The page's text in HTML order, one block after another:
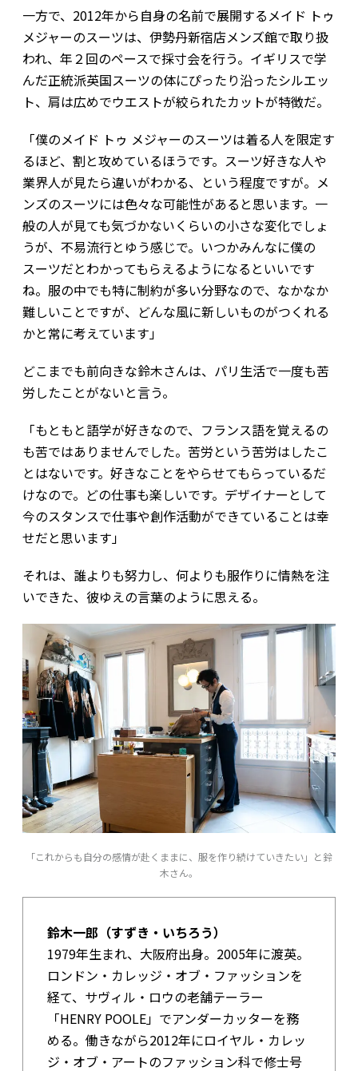
一方で、2012年から自身の名前で展開するメイド トゥ
メジャーのスーツは、伊勢丹新宿店メンズ館で取り扱
われ、年２回のペースで採寸会を行う。イギリスで学
んだ正統派英国スーツの体にぴったり沿ったシルエッ
ト、肩は広めでウエストが絞られたカットが特徴だ。
「僕のメイド トゥ メジャーのスーツは着る人を限定す
るほど、割と攻めているほうです。スーツ好きな人や
業界人が見たら違いがわかる、という程度ですが。メ
ンズのスーツには色々な可能性があると思います。一
般の人が見ても気づかないくらいの小さな変化でしょ
うが、不易流行とゆう感じで。いつかみんなに僕の
スーツだとわかってもらえるようになるといいです
ね。服の中でも特に制約が多い分野なので、なかなか
難しいことですが、どんな風に新しいものがつくれる
かと常に考えています」
どこまでも前向きな鈴木さんは、パリ生活で一度も苦
労したことがないと言う。
「もともと語学が好きなので、フランス語を覚えるの
も苦ではありませんでした。苦労という苦労はしたこ
とはないです。好きなことをやらせてもらっているだ
けなので。どの仕事も楽しいです。デザイナーとして
今のスタンスで仕事や創作活動ができていることは幸
せだと思います」
それは、誰よりも努力し、何よりも服作りに情熱を注
いできた、彼ゆえの言葉のように思える。
「これからも自分の感情が赴くままに、服を作り続けていきたい」と鈴
木さん。
鈴木一郎（すずき・いちろう）
1979年生まれ、大阪府出身。2005年に渡英。
ロンドン・カレッジ・オブ・ファッションを
経て、サヴィル・ロウの老舗テーラー
「HENRY POOLE」でアンダーカッターを務
める。働きながら2012年にロイヤル・カレッ
ジ・オブ・アートのファッション科で修士号